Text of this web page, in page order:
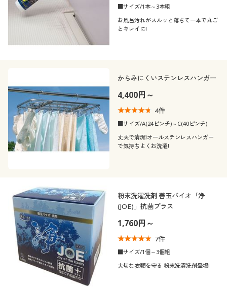
■サイズ/1本～3本組
お風呂汚れがスルッと落ちて一本で丸ご
とキレイに!
からみにくいステンレスハンガー
4,400円～
4件
■サイズ/A(24ピンチ)～C(40ピンチ)
丈夫で清潔!オールステンレスハンガー
で気持ちよくお洗濯!
粉末洗濯洗剤 善玉バイオ「浄
(JOE)」抗菌プラス
1,760円～
7件
■サイズ/1個～3個組
大切な衣類を守る 粉末洗濯洗剤登場!